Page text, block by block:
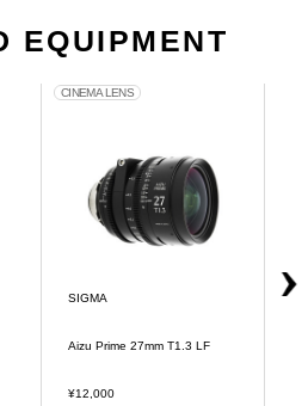
EQUIPMENT
CINEMA LENS
SIGMA
Aizu Prime 27mm T1.3 LF
¥12,000